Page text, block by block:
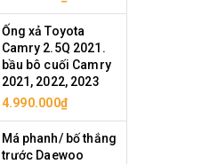
Ống xả Toyota
Camry 2.5Q 2021.
bầu bô cuối Camry
2021, 2022, 2023
4.990.000₫
Má phanh/ bố thắng
trước Daewoo